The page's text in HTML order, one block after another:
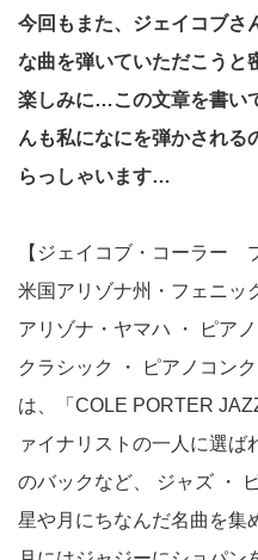
今回もまた、ジェイコブさ
な曲を弾いていただこうと
楽しみに…この文章を書い
んも私になにを弾かされる
らっしゃいます…
【ジェイコブ・コーラー
米国アリゾナ州・フェニッ
アリゾナ・ヤマハ ・ ピア
クラシック ・ ピアノコン
は、「COLE PORTER
ァイナリストの一人に選ば
のバックなど、 ジャズ ・
星や月にちなんだ名曲を集